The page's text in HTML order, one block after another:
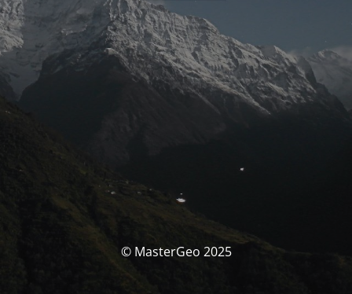
© MasterGeo 2025